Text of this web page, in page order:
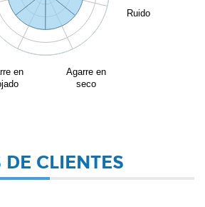
Ruido
Agarre en
seco
en
CLIENTES